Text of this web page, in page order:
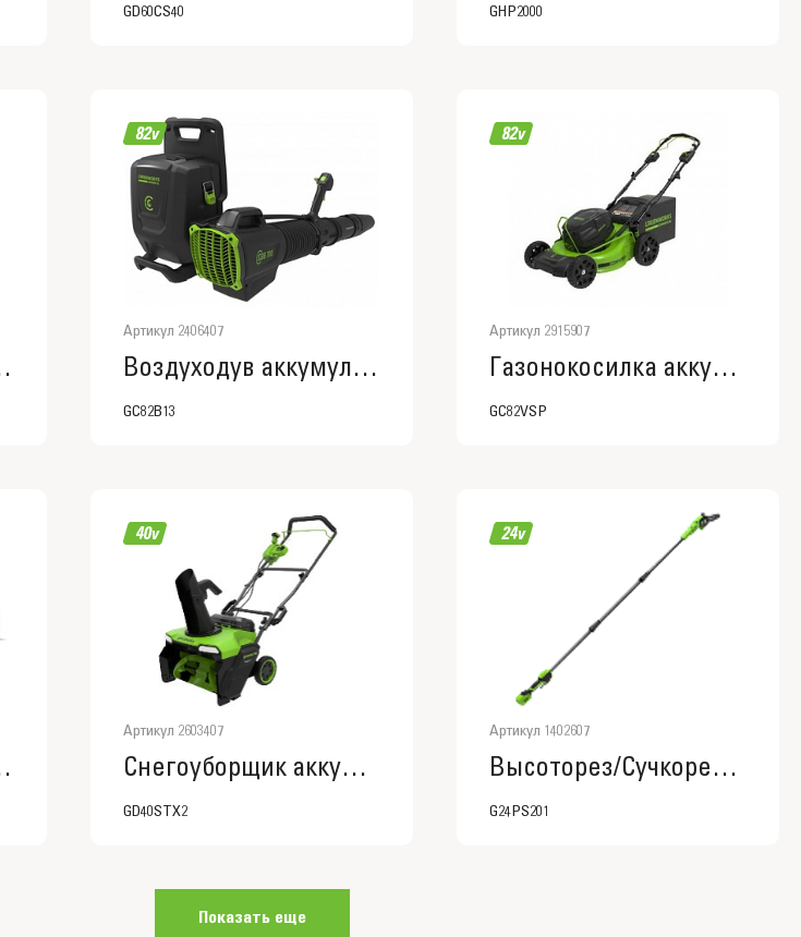
GD60CS40 GHP2000
G40UC8,40V
Артикул 2406407
Воздуходув аккумуляторный, ранцевый Greenworks , 82V, бесщеточный, без АКБ и ЗУ
GC82B13
Артикул 2915907
Газонокосилка аккумуляторная Greenworks
GС82VSP
82V, 2009607
Артикул 2603407
Снегоуборщик аккумуляторный бесщеточный Greenworks GD40STX2, 40V. 2603407
GD40STX2
Артикул 1402607
Высоторез/Сучкорез аккумуляторный Greenworks G24PS201, 24V,1402607
G24PS201
Показать еще